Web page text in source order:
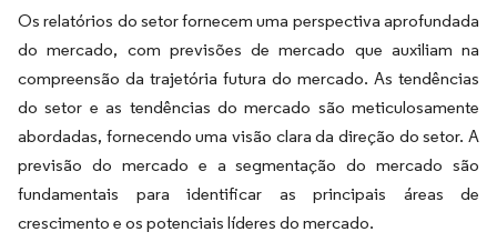
Os relatórios do setor fornecem uma perspectiva aprofundada
do mercado, com previsões de mercado que auxiliam na
compreensão da trajetória futura do mercado. As tendências
do setor e as tendências do mercado são meticulosamente
abordadas, fornecendo uma visão clara da direção do setor. A
previsão do mercado e a segmentação do mercado são
fundamentais para identificar as principais áreas de
crescimento e os potenciais líderes do mercado.